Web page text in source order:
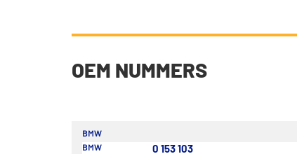
OEM NUMMERS
BMW
BMW
0 153 103